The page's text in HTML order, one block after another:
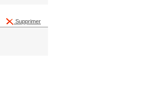
Supprimer